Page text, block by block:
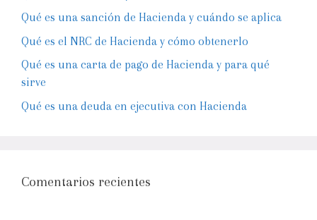
Qué es una sanción de Hacienda y cuándo se aplica
Qué es el NRC de Hacienda y cómo obtenerlo
Qué es una carta de pago de Hacienda y para qué
sirve
Qué es una deuda en ejecutiva con Hacienda
Comentarios recientes